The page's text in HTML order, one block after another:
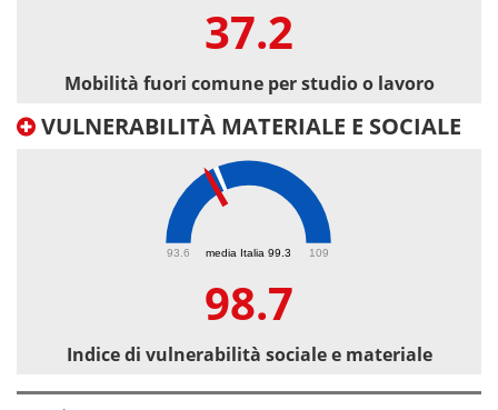
37.2
Mobilità fuori comune per studio o lavoro
VULNERABILITÀ MATERIALE E SOCIALE
media Italia 99.3
93.6 109
98.7
Indice di vulnerabilità sociale e materiale